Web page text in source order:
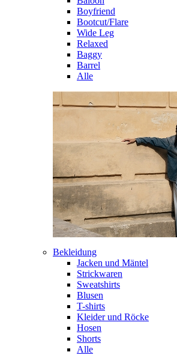
Boyfriend
Bootcut/Flare
Wide Leg
Relaxed
Baggy
Barrel
Alle
Bekleidung
Jacken und Mäntel
Strickwaren
Sweatshirts
Blusen
T-shirts
Kleider und Röcke
Hosen
Shorts
Alle